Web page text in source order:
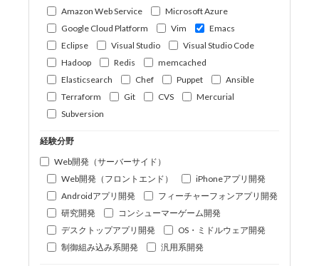
Amazon Web Service
Microsoft Azure
Google Cloud Platform
Vim
Emacs
Eclipse
Visual Studio
Visual Studio Code
Hadoop
Redis
memcached
Elasticsearch
Chef Puppet
Ansible
Terraform
Git CVS
Mercurial
Subversion
経験分野
Web開発（サーバーサイド）
Web開発（フロントエンド）
iPhoneアプリ開発
Androidアプリ開発
フィーチャーフォンアプリ開発
研究開発
コンシューマーゲーム開発
デスクトップアプリ開発
OS・ミドルウェア開発
制御組み込み系開発
汎用系開発